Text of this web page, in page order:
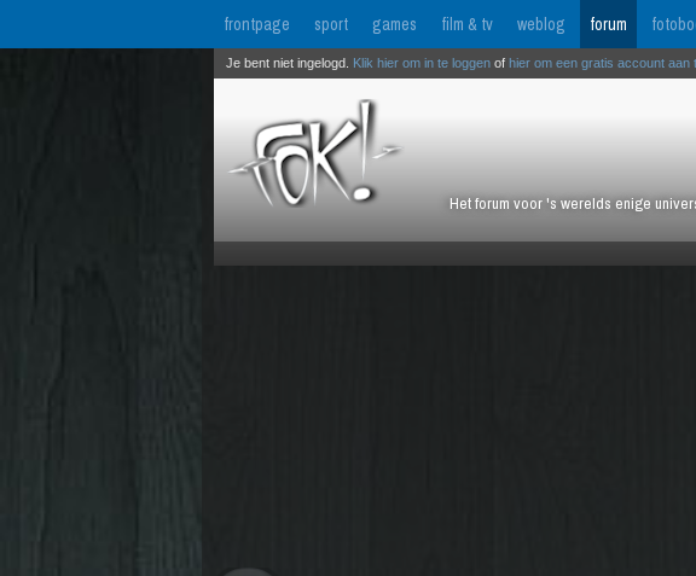
frontpage sport games film & tv weblog forum
Het forum voor 's werelds enige
Je bent niet ingelogd. Klik hier om in te loggen of hier om een gratis account aan